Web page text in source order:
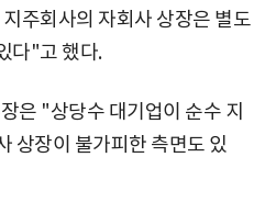
주회사의 자회사 상장은 별도
다"고 했다.
은 "상당수 대기업이 순수 지
상장이 불가피한 측면도 있